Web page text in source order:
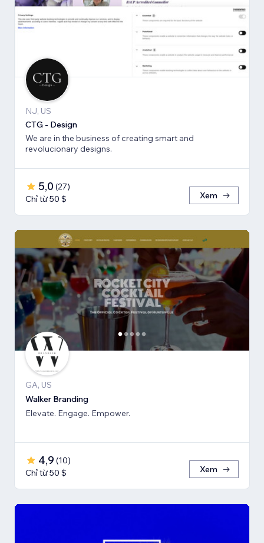
NJ, US
CTG - Design
We are in the business of creating smart and
revolucionary designs.
5,0 (27)
Chỉ từ 50 $
Xem
GA, US
Walker Branding
Elevate. Engage. Empower.
4,9 (10)
Chỉ từ 50 $
Xem